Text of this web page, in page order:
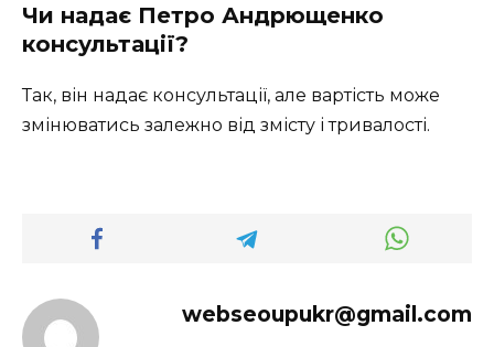
Чи надає Петро Андрющенко
консультації?
Так, він надає консультації, але вартість може
змінюватись залежно від змісту і тривалості.
webseoupukr@gmail.com